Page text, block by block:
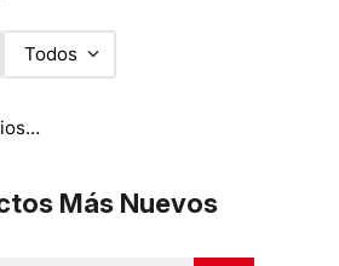
Todos
Más Nuevos